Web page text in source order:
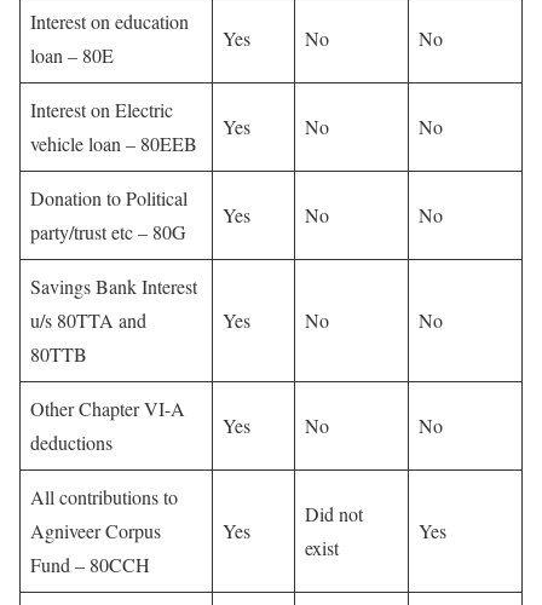
Interest on education
loan – 80E
Yes No No
Interest on Electric
vehicle loan – 80EEB
Yes No No
Donation to Political
party/trust etc – 80G
Yes No No
Savings Bank Interest
u/s 80TTA and
80TTB
Yes No No
Other Chapter VI-A
deductions
Yes No No
All contributions to
Agniveer Corpus
Fund – 80CCH
Yes
Did not
exist
Yes